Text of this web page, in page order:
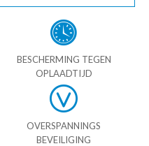
BESCHERMING TEGEN
OPLAADTIJD
OVERSPANNINGS
BEVEILIGING